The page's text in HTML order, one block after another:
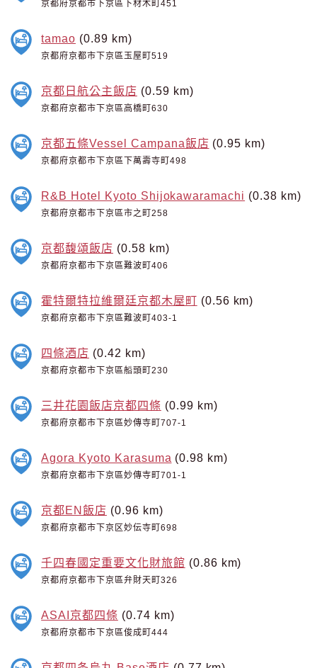
京都府京都市下京區下材木町451
tamao (0.89 km)
京都府京都市下京區玉屋町519
京都日航公主飯店 (0.59 km)
京都府京都市下京區高橋町630
京都五條Vessel Campana飯店 (0.95 km)
京都府京都市下京區下萬壽寺町498
R&B Hotel Kyoto Shijokawaramachi (0.38 km)
京都府京都市下京區市之町258
京都馥頌飯店 (0.58 km)
京都府京都市下京區難波町406
霍特爾特拉維爾廷京都木屋町 (0.56 km)
京都府京都市下京區難波町403-1
四條酒店 (0.42 km)
京都府京都市下京區船頭町230
三井花園飯店京都四條 (0.99 km)
京都府京都市下京區妙傳寺町707-1
Agora Kyoto Karasuma (0.98 km)
京都府京都市下京區妙傳寺町701-1
京都EN飯店 (0.96 km)
京都府京都市下京区妙伝寺町698
千四春國定重要文化財旅館 (0.86 km)
京都府京都市下京區弁財天町326
ASAI京都四條 (0.74 km)
京都府京都市下京區俊成町444